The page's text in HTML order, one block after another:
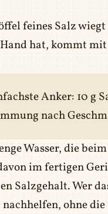
feines Salz
Hand hat, kommt mit
Anker: 10 g
nach
Wasser, die
im fertigen
Salzgehalt. Wer
ohne